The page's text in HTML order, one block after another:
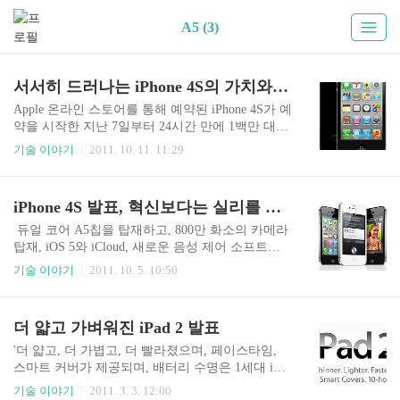
A5 (3)
서서히 드러나는 iPhone 4S의 가치와 Apple의 제품 개발 철학
Apple 온라인 스토어를 통해 예약된 iPhone 4S가 예
약을 시작한 지난 7일부터 24시간 만에 1백만 대를
넘었다고 Apple이 보도자료를 통해 공개했다. 지난
ion-in-First-24-Hours.html 듀얼 코어 A5 칩을 장착
했으며, 8백만 화소 카메라와 iCloud 지원, 음성인
식 및 인공지능 서비스인 Siri를 탑재한 iPhone 4S
는 iPhone 신제품 발매 기록을 계속해서 경신하게
되었다. 이제까지 발표된 다른 어떤 Apple 제품 보
기술 이야기 2011. 10. 11. 11:29
iPhone 4S 발표, 혁신보다는 실리를 선택한 Apple
듀얼 코어 A5칩을 탑재하고, 800만 화소의 카메라
탑재, iOS 5와 iCloud, 새로운 음성 제어 소프트웨
어 Siri를 탑재한 신형 iPhone 4S가 발표되었다. CD
레티나 디스플레이를 그대로 채용했다. 겉으로 봐
서는 달라진 점을 찾기가 어렵다. 높이, 너비, 두께
모두 iPhone 4와 같다. 무게만 0.1 온스 무거워졌다.
[하드웨어] 신형 iPhone 4S의 가장 큰 하드웨어상의
기술 이야기 2011. 10. 5. 10:50
더 얇고 가벼워진 iPad 2 발표
'더 얇고, 더 가볍고, 더 빨라졌으며, 페이스타임,
스마트 커버가 제공되며, 배터리 수명은 1세대 iPad
와 같다' 신제품 iPad 2의 특징을 한마디로 요약한
기술 이야기 2011. 3. 3. 12:00